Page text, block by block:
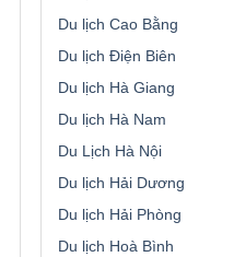
Du lịch Cao Bằng
Du lịch Điện Biên
Du lịch Hà Giang
Du lịch Hà Nam
Du Lịch Hà Nội
Du lịch Hải Dương
Du lịch Hải Phòng
Du lịch Hoà Bình